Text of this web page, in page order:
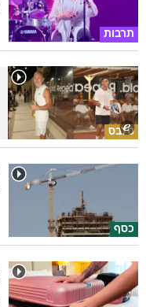
תרבות
סלבס
כסף